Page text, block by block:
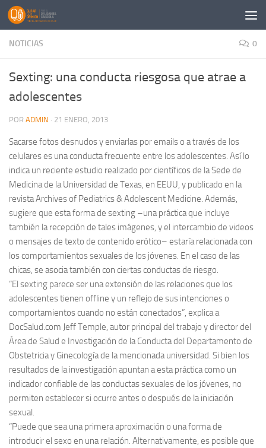
Saltar al contenido
NOTICIAS 0
Sexting: una conducta riesgosa que atrae a
adolescentes
POR ADMIN · 21 ENERO, 2013
Sacarse fotos desnudos y enviarlas por emails o a través de los
celulares es una conducta frecuente entre los adolescentes. Así lo
indica un reciente estudio realizado por científicos de la Sede de
Medicina de la Universidad de Texas, en EEUU, y publicado en la
revista Archives of Pediatrics & Adolescent Medicine. Además,
sugiere que esta forma de sexting –una práctica que incluye
también la recepción de tales imágenes, y el intercambio de videos
o mensajes de texto de contenido erótico– estaría relacionada con
los comportamientos sexuales de los jóvenes. En el caso de las
chicas, se asocia también con ciertas conductas de riesgo.
“El sexting parece ser una extensión de las relaciones que los
adolescentes tienen offline y un reflejo de sus intenciones o
comportamientos cuando no están conectados”, explica a
DocSalud.com Jeff Temple, autor principal del trabajo y director del
Área de Salud e Investigación de la Conducta del Departamento de
Obstetricia y Ginecología de la mencionada universidad. Si bien los
resultados de la investigación apuntan a esta práctica como un
indicador confiable de las conductas sexuales de los jóvenes, no
permiten establecer si ocurre antes o después de la iniciación
sexual.
“Puede que sea una primera aproximación o una forma de
introducir el sexo en una relación. Alternativamente, es posible que